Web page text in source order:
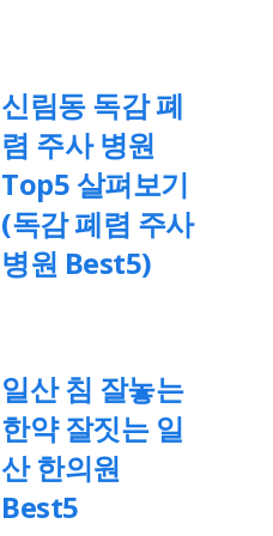
신림동 독감 폐
렴 주사 병원
Top5 살펴보기
(독감 폐렴 주사
병원 Best5)
일산 침 잘놓는
한약 잘짓는 일
산 한의원
Best5